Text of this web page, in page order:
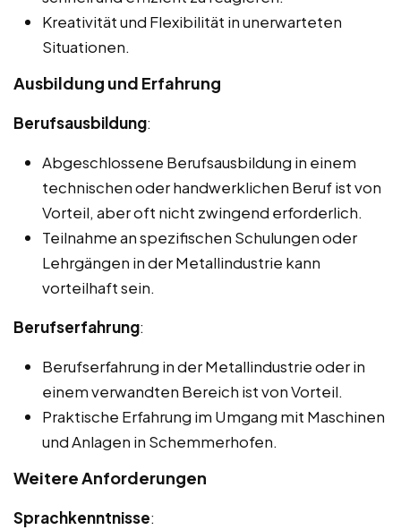
Kreativität und Flexibilität in unerwarteten
Situationen.
Ausbildung und Erfahrung
Berufsausbildung:
Abgeschlossene Berufsausbildung in einem
technischen oder handwerklichen Beruf ist von
Vorteil, aber oft nicht zwingend erforderlich.
Teilnahme an spezifischen Schulungen oder
Lehrgängen in der Metallindustrie kann
vorteilhaft sein.
Berufserfahrung:
Berufserfahrung in der Metallindustrie oder in
einem verwandten Bereich ist von Vorteil.
Praktische Erfahrung im Umgang mit Maschinen
und Anlagen in Schemmerhofen.
Weitere Anforderungen
Sprachkenntnisse: